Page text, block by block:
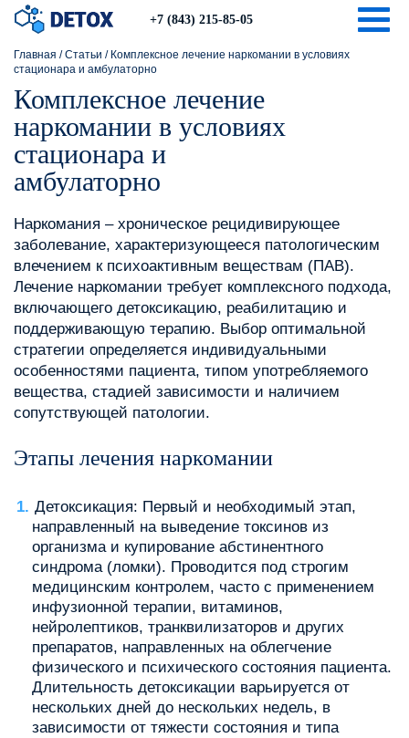
+7 (843) 215-85-05
Главная /Статьи / Комплексное лечение наркомании в условиях
стационара и амбулаторно
Комплексное лечение
наркомании в условиях
стационара и
амбулаторно
Наркомания – хроническое рецидивирующее
заболевание, характеризующееся патологическим
влечением к психоактивным веществам (ПАВ).
Лечение наркомании требует комплексного подхода,
включающего детоксикацию, реабилитацию и
поддерживающую терапию. Выбор оптимальной
стратегии определяется индивидуальными
особенностями пациента, типом употребляемого
вещества, стадией зависимости и наличием
сопутствующей патологии.
Этапы лечения наркомании
Детоксикация: Первый и необходимый этап,
направленный на выведение токсинов из
организма и купирование абстинентного
синдрома (ломки). Проводится под строгим
медицинским контролем, часто с применением
инфузионной терапии, витаминов,
нейролептиков, транквилизаторов и других
препаратов, направленных на облегчение
физического и психического состояния пациента.
Длительность детоксикации варьируется от
нескольких дней до нескольких недель, в
зависимости от тяжести состояния и типа